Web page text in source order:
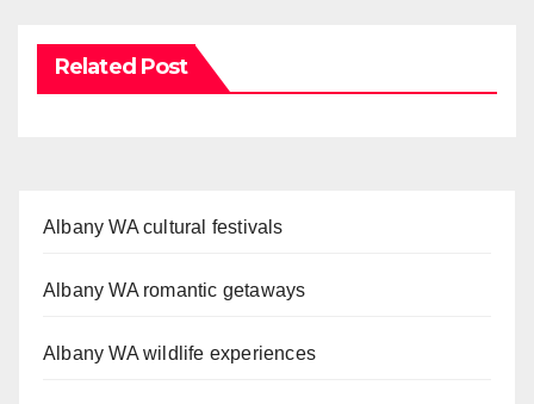
Related Post
Albany WA cultural festivals
Albany WA romantic getaways
Albany WA wildlife experiences